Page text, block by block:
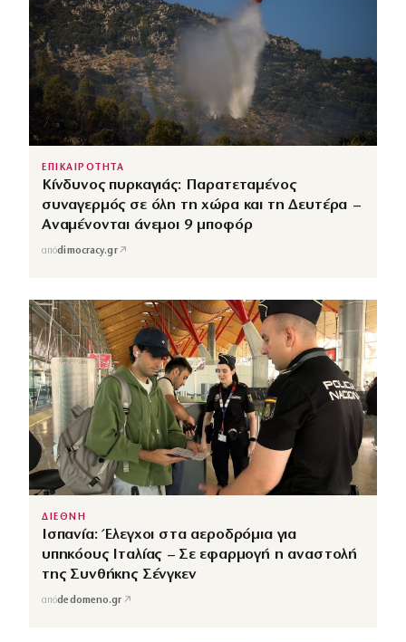
ΕΠΙΚΑΙΡΟΤΗΤΑ
Κίνδυνος πυρκαγιάς: Παρατεταμένος
συναγερμός σε όλη τη χώρα και τη Δευτέρα –
Αναμένονται άνεμοι 9 μποφόρ
απόdimocracy.gr↗
ΔΙΕΘΝΗ
Ισπανία: Έλεγχοι στα αεροδρόμια για
υπηκόους Ιταλίας – Σε εφαρμογή η αναστολή
της Συνθήκης Σένγκεν
απόdedomeno.gr ↗